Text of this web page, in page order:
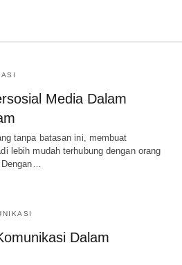
Media Dalam
tanpa batasan ini, membuat
lebih mudah terhubung dengan orang
Dengan…
Dalam